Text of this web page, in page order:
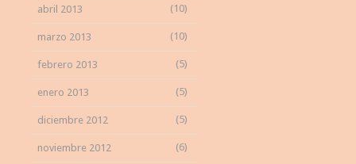
abril 2013 (10)
marzo 2013 (10)
febrero 2013 (5)
enero 2013 (5)
diciembre 2012 (5)
noviembre 2012 (6)